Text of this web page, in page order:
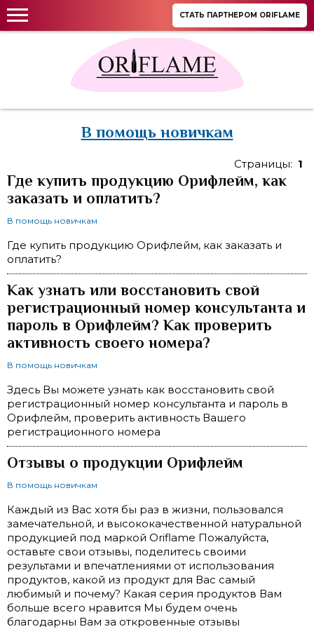
СТАТЬ ПАРТНЕРОМ ORIFLAME
В помощь новичкам
Страницы: 1
Где купить продукцию Орифлейм, как
заказать и оплатить?
В помощь новичкам
Где купить продукцию Орифлейм, как заказать и
оплатить?
Как узнать или восстановить свой
регистрационный номер консультанта и
пароль в Орифлейм? Как проверить
активность своего номера?
В помощь новичкам
Здесь Вы можете узнать как восстановить свой
регистрационный номер консультанта и пароль в
Орифлейм, проверить активность Вашего
регистрационного номера
Отзывы о продукции Орифлейм
В помощь новичкам
Каждый из Вас хотя бы раз в жизни, пользовался
замечательной, и высококачественной натуральной
продукцией под маркой Oriflame Пожалуйста,
оставьте свои отзывы, поделитесь своими
результами и впечатлениями от использования
продуктов, какой из продукт для Вас самый
любимый и почему? Какая серия продуктов Вам
больше всего нравится Мы будем очень
благодарны Вам за откровенные отзывы